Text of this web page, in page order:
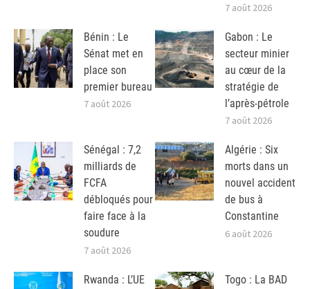
7 août 2026
Bénin : Le
Sénat met en
place son
premier bureau
7 août 2026
Gabon : Le
secteur minier
au cœur de la
stratégie de
l’après-pétrole
7 août 2026
Sénégal : 7,2
milliards de
FCFA
débloqués pour
faire face à la
soudure
7 août 2026
Algérie : Six
morts dans un
nouvel accident
de bus à
Constantine
6 août 2026
Rwanda : L’UE
Togo : La BAD